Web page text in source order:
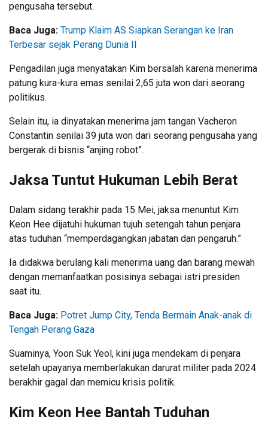
pengusaha tersebut.
Baca Juga: Trump Klaim AS Siapkan Serangan ke Iran
Terbesar sejak Perang Dunia II
Pengadilan juga menyatakan Kim bersalah karena menerima
patung kura-kura emas senilai 2,65 juta won dari seorang
politikus.
Selain itu, ia dinyatakan menerima jam tangan Vacheron
Constantin senilai 39 juta won dari seorang pengusaha yang
bergerak di bisnis “anjing robot”.
Jaksa Tuntut Hukuman Lebih Berat
Dalam sidang terakhir pada 15 Mei, jaksa menuntut Kim
Keon Hee dijatuhi hukuman tujuh setengah tahun penjara
atas tuduhan “memperdagangkan jabatan dan pengaruh.”
Ia didakwa berulang kali menerima uang dan barang mewah
dengan memanfaatkan posisinya sebagai istri presiden
saat itu.
Baca Juga: Potret Jump City, Tenda Bermain Anak-anak di
Tengah Perang Gaza
Suaminya, Yoon Suk Yeol, kini juga mendekam di penjara
setelah upayanya memberlakukan darurat militer pada 2024
berakhir gagal dan memicu krisis politik.
Kim Keon Hee Bantah Tuduhan